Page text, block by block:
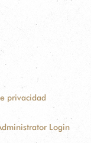
privacidad
Login